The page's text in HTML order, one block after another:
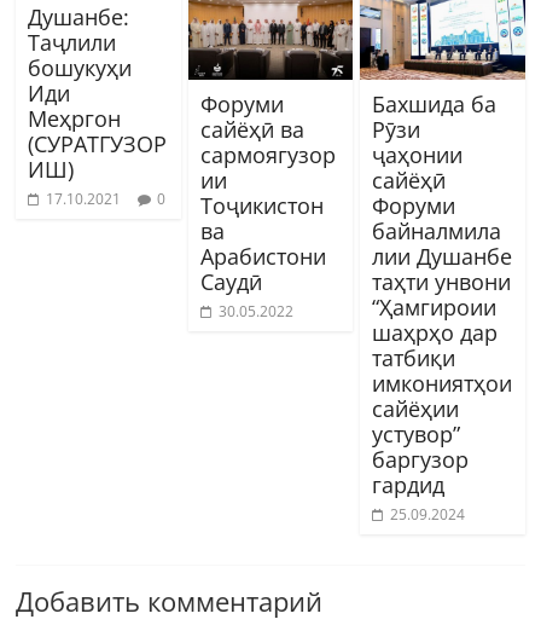
Душанбе:
Таҷлили
бошукуҳи
Иди
Меҳргон
(СУРАТГУЗОР
ИШ)
17.10.2021 0
Форуми
сайёҳӣ ва
сармоягузор
ии
Тоҷикистон
ва
Арабистони
Саудӣ
30.05.2022
Бахшида ба
Рӯзи
ҷаҳонии
сайёҳӣ
Форуми
байналмила
лии Душанбе
таҳти унвони
“Ҳамгироии
шаҳрҳо дар
татбиқи
имкониятҳои
сайёҳии
устувор”
баргузор
гардид
25.09.2024
Добавить комментарий